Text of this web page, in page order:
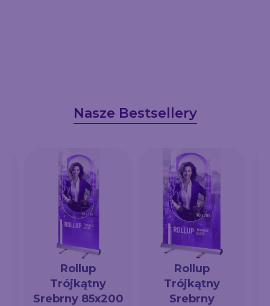
Nasze Bestsellery
Rollup
Trójkątny
Srebrny 85x200
Rollup
Trójkątny
Srebrny